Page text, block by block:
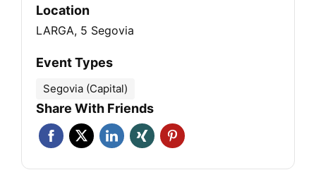
Location
LARGA, 5 Segovia
Event Types
Segovia (Capital)
Share With Friends